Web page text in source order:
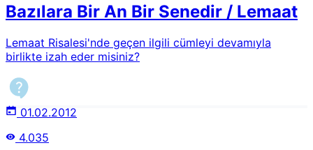
Bazılara Bir An Bir Senedir / Lemaat
Lemaat Risalesi'nde geçen ilgili cümleyi devamıyla
birlikte izah eder misiniz?
01.02.2012
4.035